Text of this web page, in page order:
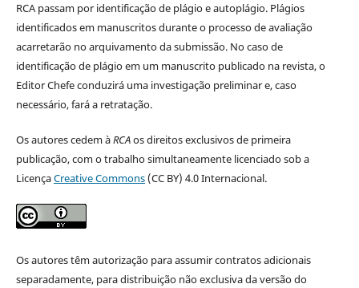
RCA passam por identificação de plágio e autoplágio. Plágios
identificados em manuscritos durante o processo de avaliação
acarretarão no arquivamento da submissão. No caso de
identificação de plágio em um manuscrito publicado na revista, o
Editor Chefe conduzirá uma investigação preliminar e, caso
necessário, fará a retratação.
Os autores cedem àRCAos direitos exclusivos de primeira
publicação, com o trabalho simultaneamente licenciado sob a
LicençaCreative Commons(CC BY) 4.0 Internacional.
Os autores têm autorização para assumir contratos adicionais
separadamente, para distribuição não exclusiva da versão do